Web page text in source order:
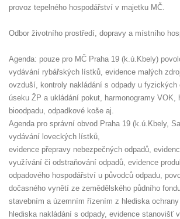
provoz tepelného hospodářství v majetku MČ.
Odbor životního prostředí, dopravy a místního
Agenda: pouze pro MČ Praha 19 (k.ú.Kbely)
vydávání rybářských lístků, evidence malých
ovzduší, kontroly nakládání s odpady u fyzických
úseku ŽP a ukládání pokut, harmonogramy VOK,
bioodpadu, odpadkové koše aj.
Agenda pro správní obvod Praha 19 (k.ú.Kbely,
vydávání loveckých lístků,
evidence přepravy nebezpečných odpadů,
využívání či odstraňování odpadů, evidence
odpadového hospodářství u původců odpadu,
dočasného vynětí ze zemědělského půdního
stavebním a územním řízením z hlediska
hlediska nakládání s odpady, evidence stanovišť